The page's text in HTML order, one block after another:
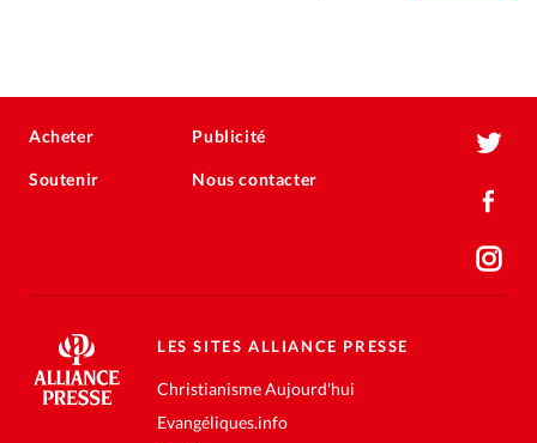
Acheter
Soutenir
Publicité
Nous contacter
LES SITES ALLIANCE PRESSE
Christianisme Aujourd'hui
Evangéliques.info